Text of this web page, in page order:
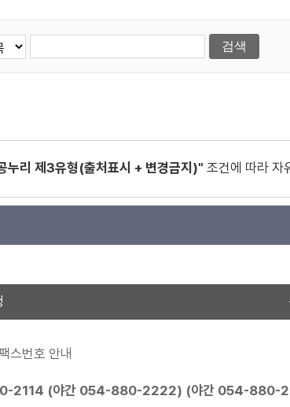
누리 제3유형(출처표시 + 변경금지)" 조건에 따라 자
스번호 안내
2114 (야간 054-880-2222) (야간 054-880-